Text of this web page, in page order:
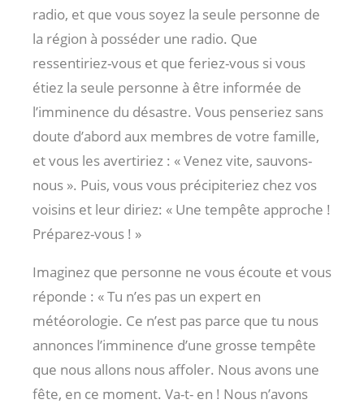
radio, et que vous soyez la seule personne de
la région à posséder une radio. Que
ressentiriez-vous et que feriez-vous si vous
étiez la seule personne à être informée de
l’imminence du désastre. Vous penseriez sans
doute d’abord aux membres de votre famille,
et vous les avertiriez : « Venez vite, sauvons-
nous ». Puis, vous vous précipiteriez chez vos
voisins et leur diriez: « Une tempête approche !
Préparez-vous ! »
Imaginez que personne ne vous écoute et vous
réponde : « Tu n’es pas un expert en
météorologie. Ce n’est pas parce que tu nous
annonces l’imminence d’une grosse tempête
que nous allons nous affoler. Nous avons une
fête, en ce moment. Va-t- en ! Nous n’avons